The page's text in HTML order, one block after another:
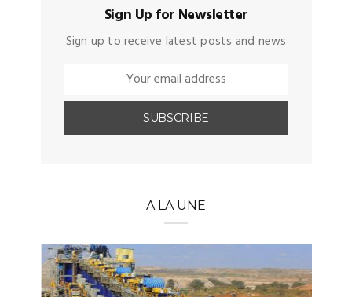
Sign Up for Newsletter
Sign up to receive latest posts and news
A LA UNE